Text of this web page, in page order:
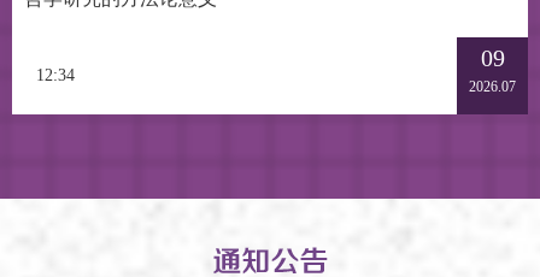
12:34
09
2026.07